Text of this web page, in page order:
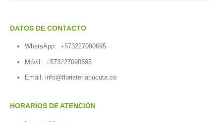
DATOS DE CONTACTO
WhatsApp: +573227090695
Móvil: +573227090695
Email: info@floristeriacucuta.co
HORARIOS DE ATENCIÓN